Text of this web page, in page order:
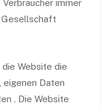
immer
Gesellschaft
Website die
eigenen Daten
. Die Website